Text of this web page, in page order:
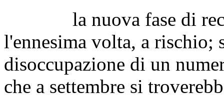
la nuova fase di
l'ennesima volta, a rischio;
disoccupazione di un
che a settembre si